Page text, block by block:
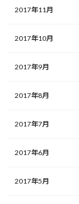
2017年11月
2017年10月
2017年9月
2017年8月
2017年7月
2017年6月
2017年5月